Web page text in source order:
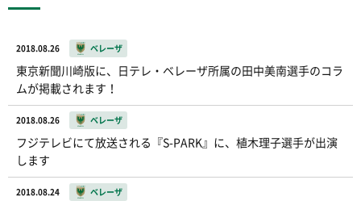
2018.08.26 ベレーザ
東京新聞川崎版に、日テレ・ベレーザ所属の田中美南選手のコラ
ムが掲載されます！
2018.08.26 ベレーザ
フジテレビにて放送される『S-PARK』に、植木理子選手が出演
します
2018.08.24 ベレーザ